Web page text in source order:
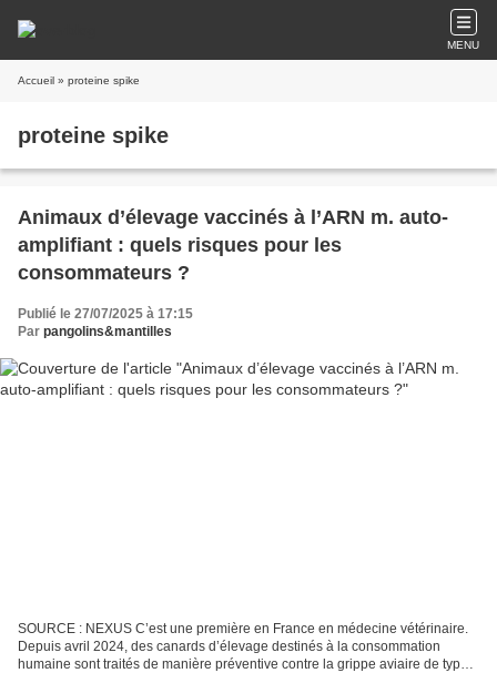
MENU
Accueil » proteine spike
proteine spike
Animaux d’élevage vaccinés à l’ARN m. auto-
amplifiant : quels risques pour les
consommateurs ?
Publié le 27/07/2025 à 17:15
Par pangolins&mantilles
SOURCE : NEXUS C’est une première en France en médecine vétérinaire.
Depuis avril 2024, des canards d’élevage destinés à la consommation
humaine sont traités de manière préventive contre la grippe aviaire de type